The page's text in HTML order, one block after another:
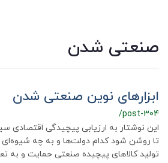
صنعتی شدن
ابزارهای نوین صنعتی شدن
/post-304
این نوشتار به ارزیابی پیچیدگی اقتصادی
تا روشن شود کدام دولت‌ها و به چه شیوه‌ای
تولید کالاهای پیچیده صنعتی حمایت و به